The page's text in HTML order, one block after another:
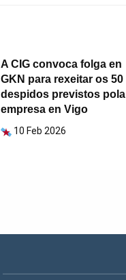
A CIG convoca folga en
GKN para rexeitar os 50
despidos previstos pola
empresa en Vigo
10 Feb 2026